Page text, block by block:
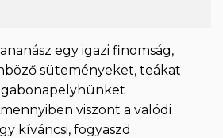
egy igazi finomság,
süteményeket, teákat
viszont a valódi
kíváncsi, fogyaszd